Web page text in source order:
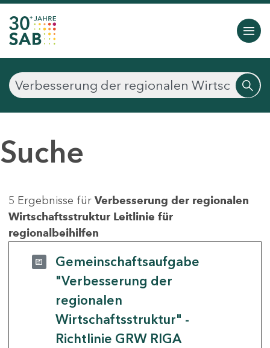
Suche
5 Ergebnisse für Verbesserung der regionalen
Wirtschaftsstruktur Leitlinie für
regionalbeihilfen
Gemeinschaftsaufgabe
"Verbesserung der
regionalen
Wirtschaftsstruktur" -
Richtlinie GRW RIGA